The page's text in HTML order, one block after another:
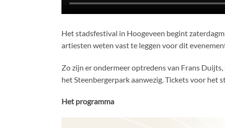
Het stadsfestival in Hoogeveen begint
artiesten weten vast te leggen voor dit
Zo zijn er ondermeer optredens van Frans
het Steenbergerpark aanwezig. Tickets voor het
Het programma